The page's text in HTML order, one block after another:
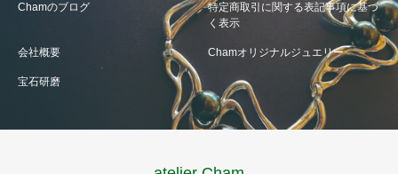
Chamのブログ
特定商取引に関する表記事項に基づ
く表示
会社概要 Chamオリジナルジュエリー
宝石研磨